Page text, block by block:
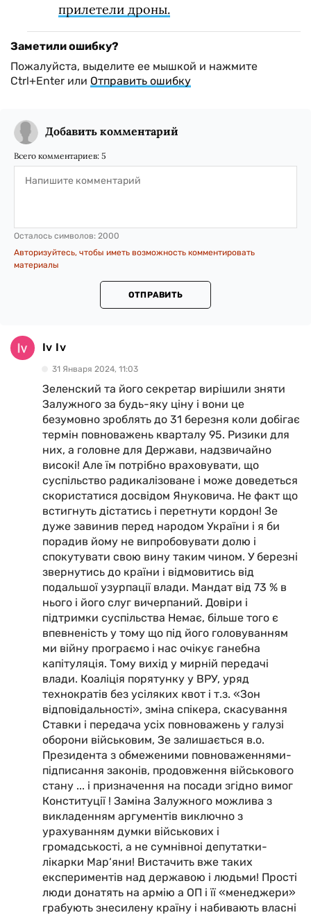
прилетели дроны.
Заметили ошибку?
Пожалуйста, выделите ее мышкой и нажмите
Ctrl+Enter или Отправить ошибку
Добавить комментарий
Всего комментариев: 5
Осталось символов: 2000
Авторизуйтесь, чтобы иметь возможность комментировать
материалы
ОТПРАВИТЬ
Iv Iv
31 Января 2024, 11:03
Зеленский та його секретар вирішили зняти
Залужного за будь-яку ціну і вони це
безумовно зроблять до 31 березня коли добігає
термін повноважень кварталу 95. Ризики для
них, а головне для Держави, надзвичайно
високі! Але їм потрібно враховувати, що
суспільство радикалізоване і може доведеться
скористатися досвідом Януковича. Не факт що
встигнуть дістатись і перетнути кордон! Зе
дуже завинив перед народом України і я би
порадив йому не випробовувати долю і
спокутувати свою вину таким чином. У березні
звернутись до країни і відмовитись від
подальшої узурпації влади. Мандат від 73 % в
нього і його слуг вичерпаний. Довіри і
підтримки суспільства Немає, більше того є
впевненість у тому що під його головуванням
ми війну програємо і нас очікує ганебна
капітуляція. Тому вихід у мирній передачі
влади. Коаліція порятунку у ВРУ, уряд
технократів без усіляких квот і т.з. «Зон
відповідальності», зміна спікера, скасування
Ставки і передача усіх повноважень у галузі
оборони військовим, Зе залишається в.о.
Президента з обмеженими повноваженнями-
підписання законів, продовження військового
стану ... і призначення на посади згідно вимог
Конституції ! Заміна Залужного можлива з
викладенням аргументів виключно з
урахуванням думки військових і
громадськості, а не сумнівноі депутатки-
лікарки Мар‘яни! Вистачить вже таких
експериментів над державою і людьми! Прості
люди донатять на армію а ОП і її «менеджери»
грабують знесилену країну і набивають власні